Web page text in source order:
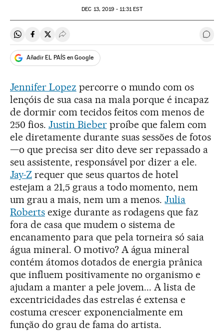
DEC 13, 2019 - 11:31EST
Compartir en Whatsapp
Compartir en Facebook
Compartir en Twitter
Desplegar Redes Sociales
Añadir EL PAÍS en Google
Jennifer Lopez percorre o mundo com os
lençóis de sua casa na mala porque é incapaz
de dormir com tecidos feitos com menos de
250 fios. Justin Bieberproíbe que falem com
ele diretamente durante suas sessões de fotos
—o que precisa ser dito deve ser repassado a
seu assistente, responsável por dizer a ele.
Jay-Zrequer que seus quartos de hotel
estejam a 21,5 graus a todo momento, nem
um grau a mais, nem um a menos.Julia
Robertsexige durante as rodagens que faz
fora de casa que mudem o sistema de
encanamento para que pela torneira só saia
água mineral. O motivo? A água mineral
contém átomos dotados de energia prânica
que influem positivamente no organismo e
ajudam a manter a pele jovem... A lista de
excentricidades das estrelas é extensa e
costuma crescer exponencialmente em
função do grau de fama do artista.